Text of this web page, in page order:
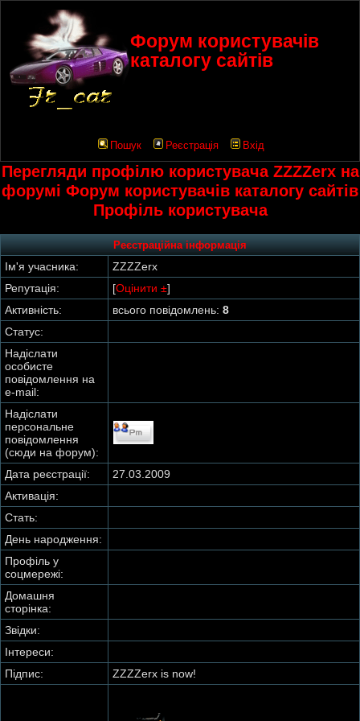
Форум користувачів
каталогу сайтів
Пошук Реєстрація Вхід
Перегляди профілю користувача ZZZZerx на
форумі Форум користувачів каталогу сайтів
Профіль користувача
Реєстраційна інформація
Ім'я учасника:
ZZZZerx
Репутація:
[Оцінити ±]
Активність:
всього повідомлень: 8
Статус:
Надіслати
особисте
повідомлення на
e-mail:
Надіслати
персональне
повідомлення
(сюди на форум):
Дата реєстрації:
27.03.2009
Активація:
Стать:
День народження:
Профіль у
соцмережі:
Домашня
сторінка:
Звідки:
Інтереси:
Підпис:
ZZZZerx is now!